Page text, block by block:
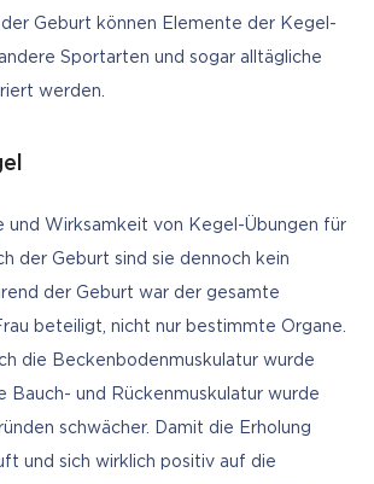
Geburt können Elemente der Kegel-
Sportarten und sogar alltägliche
werden.
und Wirksamkeit von Kegel-Übungen für
der Geburt sind sie dennoch kein
der Geburt war der gesamte
beteiligt, nicht nur bestimmte Organe.
die Beckenbodenmuskulatur wurde
Bauch- und Rückenmuskulatur wurde
schwächer. Damit die Erholung
und sich wirklich positiv auf die